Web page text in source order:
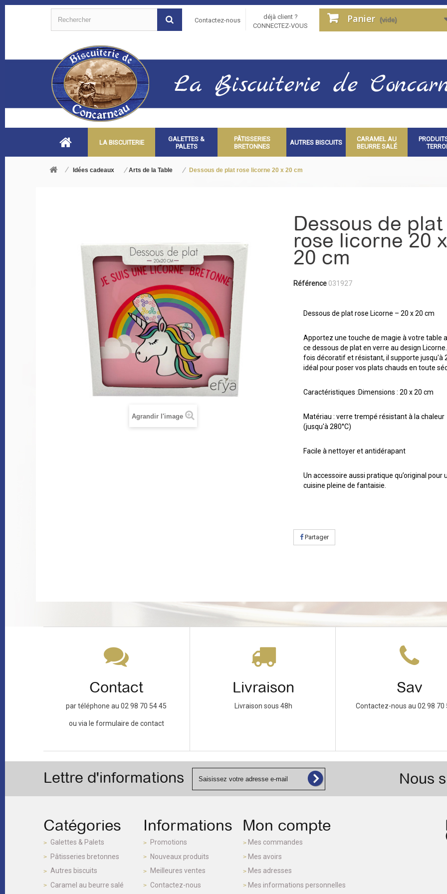
Contactez-nous
déjà client ?
CONNECTEZ-VOUS
Panier (vide)
LA BISCUITERIE
GALETTES &
PALETS
PÂTISSERIES
BRETONNES
AUTRES BISCUITS
CARAMEL AU
BEURRE SALÉ
Idées cadeaux Arts de la Table Dessous de plat rose licorne 20 x 20 cm
Agrandir l'image
Dessous de plat
rose licorne 20 x
20 cm
Référence 031927
Dessous de plat rose Licorne – 20 x 20 cm
Apportez une touche de magie à votre table
ce dessous de plat en verre au design
fois décoratif et résistant, il supporte jusqu'à
idéal pour poser vos plats chauds en toute
Caractéristiques :Dimensions : 20 x 20 cm
Matériau : verre trempé résistant à la chaleur
(jusqu'à 280°C)
Facile à nettoyer et antidérapant
Un accessoire aussi pratique qu’original pour
cuisine pleine de fantaisie.
Partager
Contact
par téléphone au 02 98 70 54 45
ou via le formulaire de contact
Livraison
Livraison sous 48h
Sav
Contactez-nous au 02 98 70
Lettre d'informations Nous
Catégories
Galettes & Palets
Pâtisseries bretonnes
Autres biscuits
Caramel au beurre salé
Informations
Promotions
Nouveaux produits
Meilleures ventes
Contactez-nous
Mon compte
Mes commandes
Mes avoirs
Mes adresses
Mes informations personnelles